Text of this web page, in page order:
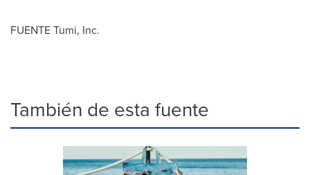
FUENTE Tumi, Inc.
También de esta fuente